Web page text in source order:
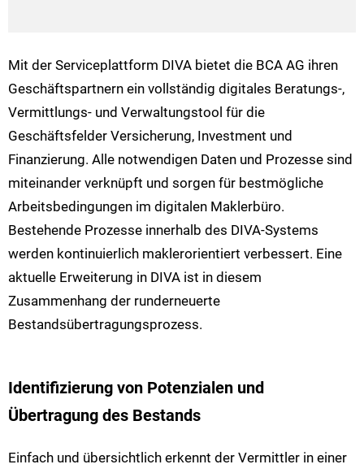
Mit der Serviceplattform DIVA bietet die BCA AG ihren
Geschäftspartnern ein vollständig digitales Beratungs-,
Vermittlungs- und Verwaltungstool für die
Geschäftsfelder Versicherung, Investment und
Finanzierung. Alle notwendigen Daten und Prozesse sind
miteinander verknüpft und sorgen für bestmögliche
Arbeitsbedingungen im digitalen Maklerbüro.
Bestehende Prozesse innerhalb des DIVA-Systems
werden kontinuierlich maklerorientiert verbessert. Eine
aktuelle Erweiterung in DIVA ist in diesem
Zusammenhang der runderneuerte
Bestandsübertragungsprozess.
Identifizierung von Potenzialen und
Übertragung des Bestands
Einfach und übersichtlich erkennt der Vermittler in einer